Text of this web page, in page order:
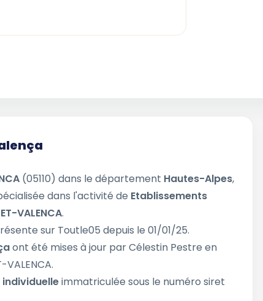
(05110) dans le département Hautes-Alpes,
dans l'activité de Etablissements
VALENCA.
sur Toutle05 depuis le 01/01/25.
ont été mises à jour par Célestin Pestre en
individuelleimmatriculée sous le numéro siret